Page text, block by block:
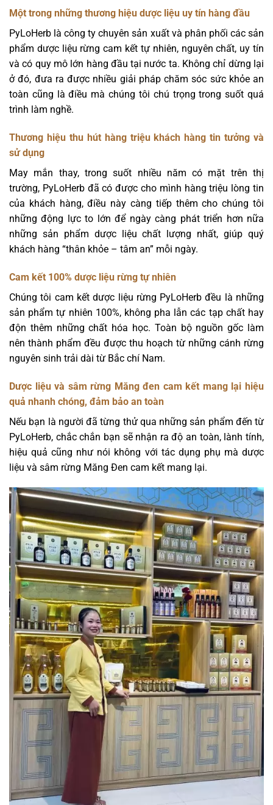
Một trong những thương hiệu dược liệu uy tín hàng đầu
PyLoHerb là công ty chuyên sản xuất và phân phối các sản
phẩm dược liệu rừng cam kết tự nhiên, nguyên chất, uy tín
và có quy mô lớn hàng đầu tại nước ta. Không chỉ dừng lại
ở đó, đưa ra được nhiều giải pháp chăm sóc sức khỏe an
toàn cũng là điều mà chúng tôi chú trọng trong suốt quá
trình làm nghề.
Thương hiệu thu hút hàng triệu khách hàng tin tưởng và
sử dụng
May mắn thay, trong suốt nhiều năm có mặt trên thị
trường, PyLoHerb đã có được cho mình hàng triệu lòng tin
của khách hàng, điều này càng tiếp thêm cho chúng tôi
những động lực to lớn để ngày càng phát triển hơn nữa
những sản phẩm dược liệu chất lượng nhất, giúp quý
khách hàng “thân khỏe – tâm an” mỗi ngày.
Cam kết 100% dược liệu rừng tự nhiên
Chúng tôi cam kết dược liệu rừng PyLoHerb đều là những
sản phẩm tự nhiên 100%, không pha lẫn các tạp chất hay
độn thêm những chất hóa học. Toàn bộ nguồn gốc làm
nên thành phẩm đều được thu hoạch từ những cánh rừng
nguyên sinh trải dài từ Bắc chí Nam.
Dược liệu và sâm rừng Măng đen cam kết mang lại hiệu
quả nhanh chóng, đảm bảo an toàn
Nếu bạn là người đã từng thử qua những sản phẩm đến từ
PyLoHerb, chắc chắn bạn sẽ nhận ra độ an toàn, lành tính,
hiệu quả cũng như nói không với tác dụng phụ mà dược
liệu và sâm rừng Măng Đen cam kết mang lại.